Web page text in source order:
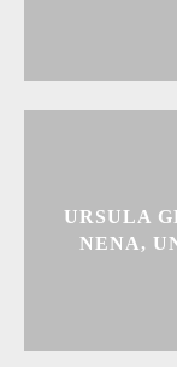
URSULA
NENA,